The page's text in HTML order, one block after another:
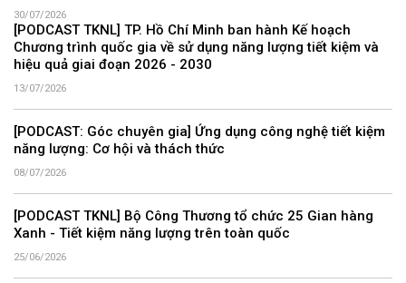
30/07/2026
[PODCAST TKNL] TP. Hồ Chí Minh ban hành Kế hoạch
Chương trình quốc gia về sử dụng năng lượng tiết kiệm và
hiệu quả giai đoạn 2026 - 2030
13/07/2026
[PODCAST: Góc chuyên gia] Ứng dụng công nghệ tiết kiệm
năng lượng: Cơ hội và thách thức
08/07/2026
[PODCAST TKNL] Bộ Công Thương tổ chức 25 Gian hàng
Xanh - Tiết kiệm năng lượng trên toàn quốc
25/06/2026